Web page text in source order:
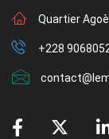
Quartier
+228